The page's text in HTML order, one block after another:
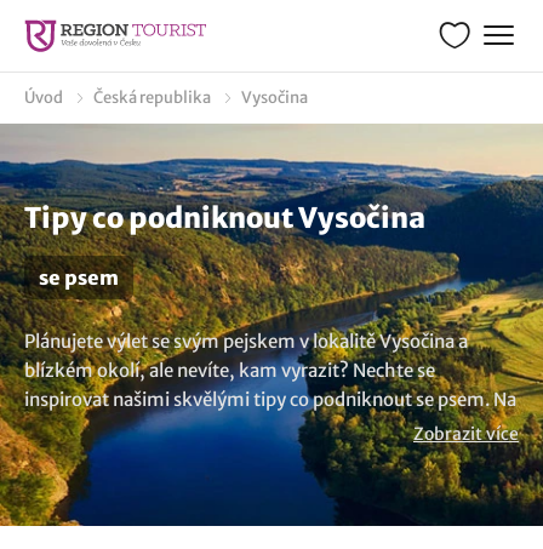
Úvod Česká republika Vysočina
Tipy co podniknout Vysočina
se psem
Plánujete výlet se svým pejskem v lokalitě Vysočina a
blízkém okolí, ale nevíte, kam vyrazit? Nechte se
inspirovat našimi skvělými tipy co podniknout se psem. Na
místa, kam můžete vyrazit i se svým čtyřnohým
kamarádem. Najdete zde mnoho nápadů na zajímavá
místa, kde bude spokojený i váš pes. A ačkoliv co dělat
nebo co navštívit je jen na vás, jedno víme jistě - s naší
Zobrazit více